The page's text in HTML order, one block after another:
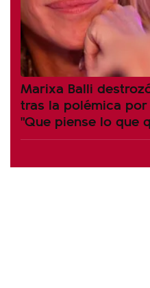
Marixa Balli
tras la polémica por
"Que piense lo que